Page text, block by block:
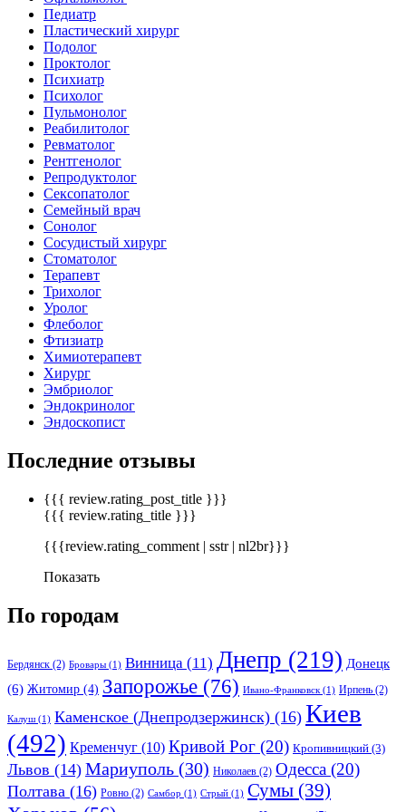
Педиатр
Пластический хирург
Подолог
Проктолог
Психиатр
Психолог
Пульмонолог
Реабилитолог
Ревматолог
Рентгенолог
Репродуктолог
Сексопатолог
Семейный врач
Сонолог
Сосудистый хирург
Стоматолог
Терапевт
Трихолог
Уролог
Флеболог
Фтизиатр
Химиотерапевт
Хирург
Эмбриолог
Эндокринолог
Эндоскопист
Последние отзывы
{{{ review.rating_post_title }}}
{{{ review.rating_title }}}
{{{review.rating_comment | sstr | nl2br}}}
Показать
По городам
Бердянск (2) Бровары (1) Винница (11) Днепр (219) Донецк
(6) Житомир (4) Запорожье (76) Ивано-Франковск (1) Ирпень (2)
Калуш (1) Каменское (Днепродзержинск) (16) Киев
(492) Кременчуг (10) Кривой Рог (20) Кропивницкий (3)
Львов (14) Мариуполь (30) Николаев (2) Одесса (20)
Полтава (16) Ровно (2) Самбор (1) Стрый (1) Сумы (39)